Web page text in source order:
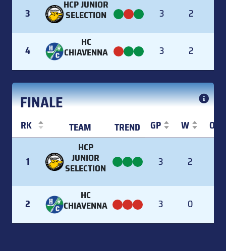
3
HCP JUNIOR
SELECTION 3 2
4
HC
CHIAVENNA 3 2
FINALE
RK TEAM TREND GP W
TEAM
1
HCP
JUNIOR
SELECTION 3 2
2
HC
CHIAVENNA 3 0